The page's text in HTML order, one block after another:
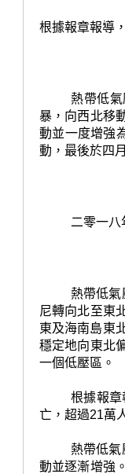
根據報章報導
熱帶低
暴，向西北移
動並一度增強
動，最後於四
二零一八
熱帶低氣
尼轉向北至東
東及海南島東
穩定地向東北
一個低壓區。
根據報
亡，超過21萬
熱帶低氣
動並逐漸增強